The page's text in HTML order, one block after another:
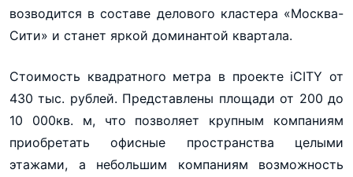
возводится в составе делового кластера «Москва-
Сити» и станет яркой доминантой квартала.
Стоимость квадратного метра в проекте iCITY от
430 тыс. рублей. Представлены площади от 200 до
10 000кв. м, что позволяет крупным компаниям
приобретать офисные пространства целыми
этажами, а небольшим компаниям возможность